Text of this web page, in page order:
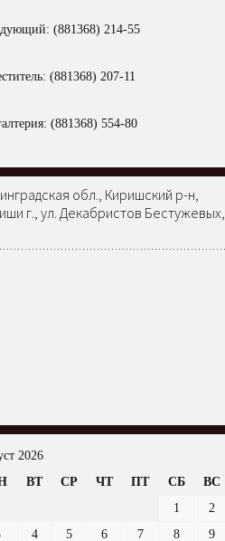
(881368) 214-55
(881368) 207-11
(881368) 554-80
обл., Киришский р-н,
г., ул. Декабристов Бестужевых,
2026
ВТ СР ЧТ ПТ СБ
ВС
1
2
4 5 6 7 8 9